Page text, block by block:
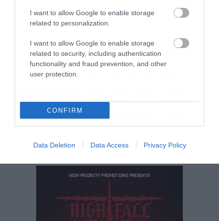
I want to allow Google to enable storage
related to personalization.
I want to allow Google to enable storage
related to security, including authentication
functionality and fraud prevention, and other
user protection.
CONFIRM
Data Deletion Data Access Privacy Policy
των Guns N’ Roses πριν από 40 χρόνια
Ακολουθήστε το Roxx στοGoogle
Newsγια να μαθαίνετε πρώτοι
μουσική, σειρές και ταινίες.
μουσική κάθε εβδομάδα. Στο
instagram μας βρίσκετε